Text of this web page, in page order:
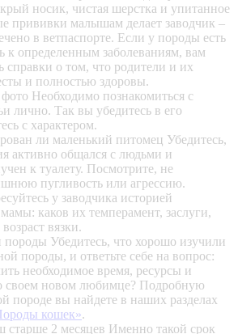
носик, чистая шерстка и упитанное
прививки малышам делает заводчик –
в ветпаспорте. Если у породы есть
к определенным заболеваниям, вам
справки о том, что родители и их
и полностью здоровы.
Необходимо познакомиться с
лично. Так вы убедитесь в его
с характером.
ли маленький питомец Убедитесь,
активно общался с людьми и
к туалету. Посмотрите, не
пугливость или агрессию.
у заводчика историей
каков их темперамент, заслуги,
вязки.
породы Убедитесь, что хорошо изучили
породы, и ответьте себе на вопрос:
необходимое время, ресурсы и
своем новом любимце? Подробную
породе вы найдете в наших разделах
кошек».
старше 2 месяцев Именно такой срок